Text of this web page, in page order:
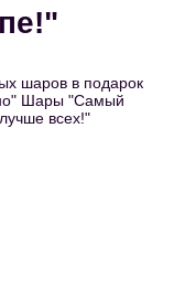
шаров в подарок
Шары "Самый
всех!"